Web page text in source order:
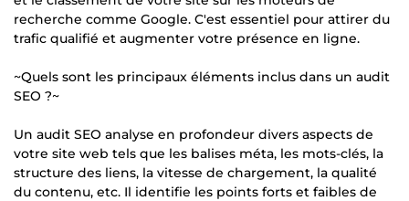
recherche comme Google. C'est essentiel pour attirer du
trafic qualifié et augmenter votre présence en ligne.
~Quels sont les principaux éléments inclus dans un audit
SEO ?~
Un audit SEO analyse en profondeur divers aspects de
votre site web tels que les balises méta, les mots-clés, la
structure des liens, la vitesse de chargement, la qualité
du contenu, etc. Il identifie les points forts et faibles de